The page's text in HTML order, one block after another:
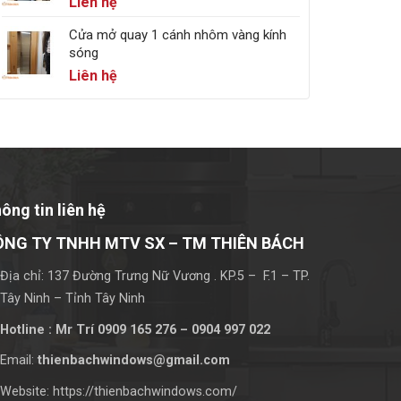
Cửa mở quay 1 cánh nhôm vàng kính
sóng
Liên hệ
tin liên hệ
TY TNHH MTV SX – TM THIÊN BÁCH
Địa chỉ: 137 Đường Trưng Nữ Vương . KP.5 – F.1 – TP.
Tây Ninh – Tỉnh Tây Ninh
Hotline : Mr Trí 0909 165 276 – 0904 997 022
Email:thienbachwindows@gmail.com
Website: https://thienbachwindows.com/